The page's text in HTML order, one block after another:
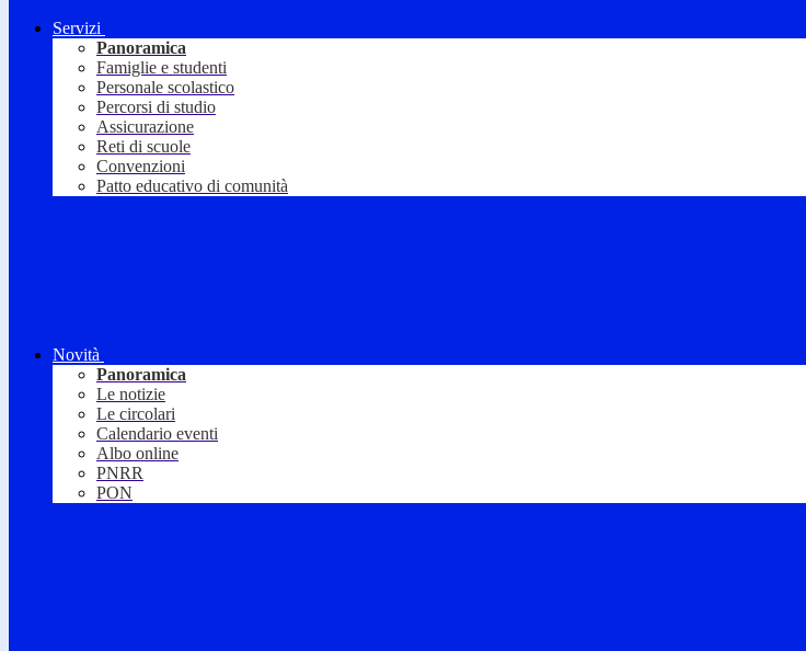
Servizi
Panoramica
Famiglie e studenti
Personale scolastico
Percorsi di studio
Assicurazione
Reti di scuole
Convenzioni
Patto educativo di comunità
Novità
Panoramica
Le notizie
Le circolari
Calendario eventi
Albo online
PNRR
PON